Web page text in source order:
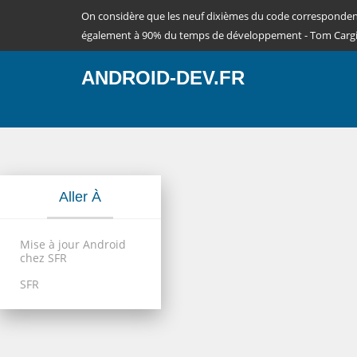
On considère que les neuf dixièmes du code
également à 90% du temps de développement - Tom
ANDROID-DEV.FR
Aller À
Mise à jour Android
chez SFR
SFR